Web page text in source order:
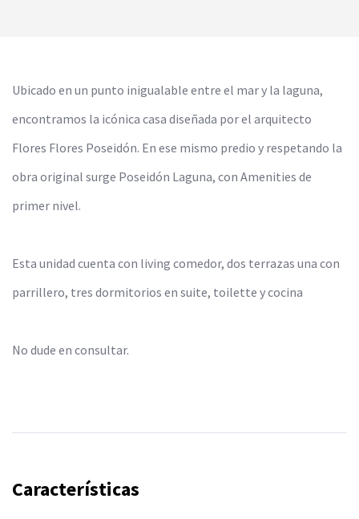
Ubicado en un punto inigualable entre el mar y la laguna,
encontramos la icónica casa diseñada por el arquitecto
Flores Flores Poseidón. En ese mismo predio y respetando la
obra original surge Poseidón Laguna, con Amenities de
primer nivel.
Esta unidad cuenta con living comedor, dos terrazas una con
parrillero, tres dormitorios en suite, toilette y cocina
No dude en consultar.
Características